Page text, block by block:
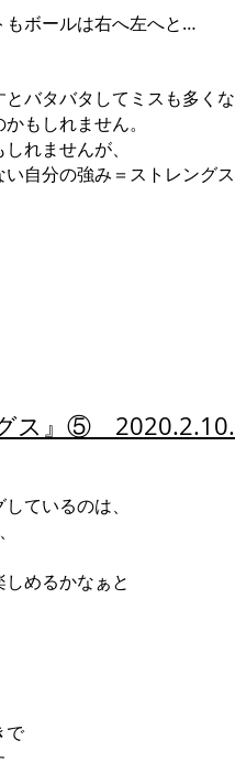
ボールは右へ左へと…
バタバタしてミスも多く
もしれません。
れませんが、
自分の強み＝ストレング
グス』⑤
ているのは、
めるかなぁと
で